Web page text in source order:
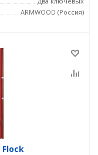
ARMWOOD (Россия)